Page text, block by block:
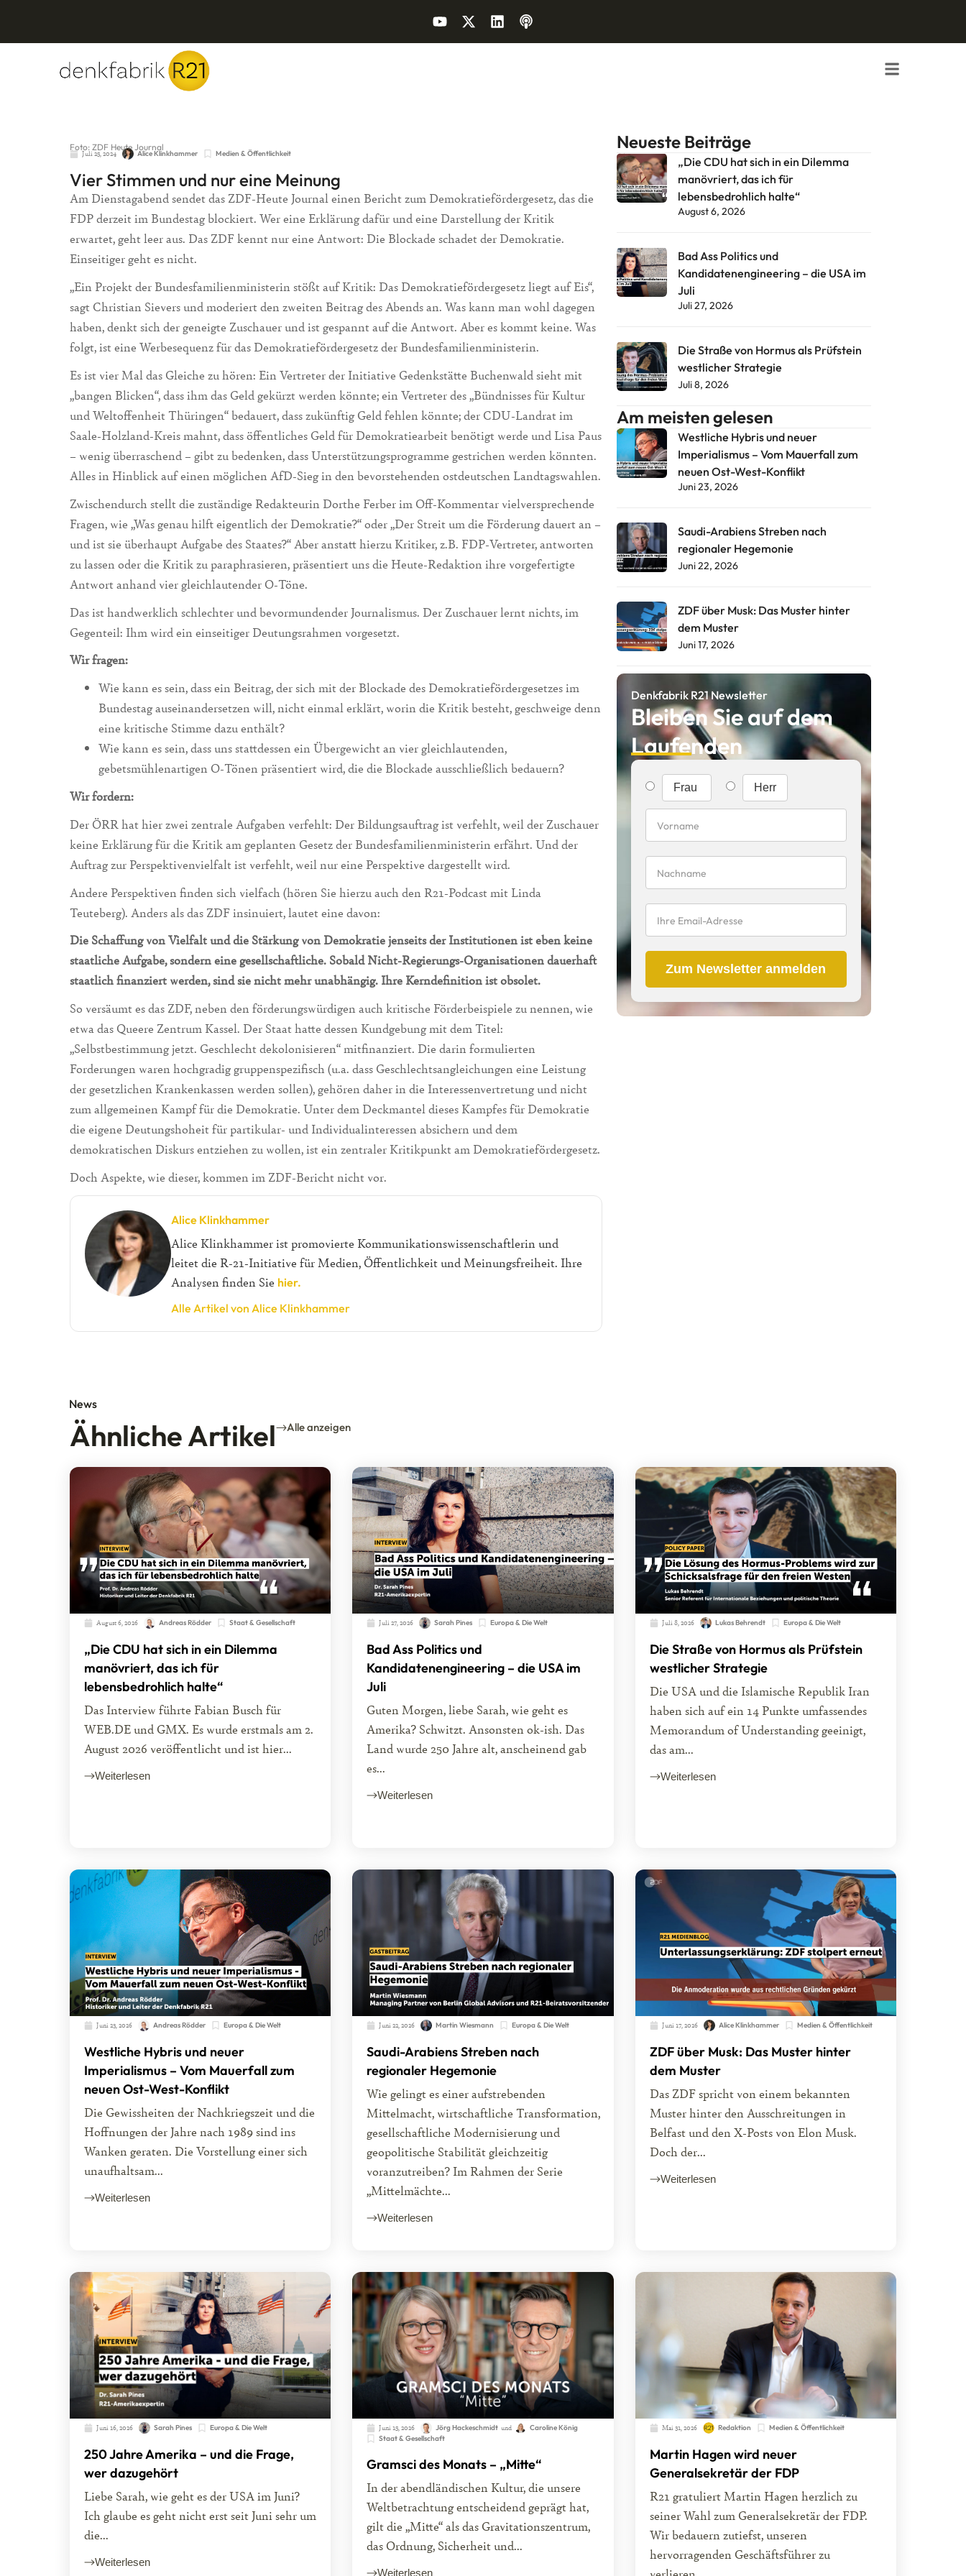
Foto: ZDF Heute Journal
Juli 25, 2024 Alice Klinkhammer Medien & Öffentlichkeit
Vier Stimmen und nur eine Meinung
Am Dienstagabend sendet das ZDF-Heute Journal einen Bericht zum Demokratiefördergesetz, das die
FDP derzeit im Bundestag blockiert. Wer eine Erklärung dafür und eine Darstellung der Kritik
erwartet, geht leer aus. Das ZDF kennt nur eine Antwort: Die Blockade schadet der Demokratie.
Einseitiger geht es nicht.
„Ein Projekt der Bundesfamilienministerin stößt auf Kritik: Das Demokratiefördergesetz liegt auf Eis“,
sagt Christian Sievers und moderiert den zweiten Beitrag des Abends an. Was kann man wohl dagegen
haben, denkt sich der geneigte Zuschauer und ist gespannt auf die Antwort. Aber es kommt keine. Was
folgt, ist eine Werbesequenz für das Demokratiefördergesetz der Bundesfamilienministerin.
Es ist vier Mal das Gleiche zu hören: Ein Vertreter der Initiative Gedenkstätte Buchenwald sieht mit
„bangen Blicken“, dass ihm das Geld gekürzt werden könnte; ein Vertreter des „Bündnisses für Kultur
und Weltoffenheit Thüringen“ bedauert, dass zukünftig Geld fehlen könnte; der CDU-Landrat im
Saale-Holzland-Kreis mahnt, dass öffentliches Geld für Demokratiearbeit benötigt werde und Lisa Paus
– wenig überraschend – gibt zu bedenken, dass Unterstützungsprogramme gestrichen werden könnten.
Alles in Hinblick auf einen möglichen AfD-Sieg in den bevorstehenden ostdeutschen Landtagswahlen.
Zwischendurch stellt die zuständige Redakteurin Dorthe Ferber im Off-Kommentar vielversprechende
Fragen, wie „Was genau hilft eigentlich der Demokratie?“ oder „Der Streit um die Förderung dauert an –
und ist sie überhaupt Aufgabe des Staates?“ Aber anstatt hierzu Kritiker, z.B. FDP-Vertreter, antworten
zu lassen oder die Kritik zu paraphrasieren, präsentiert uns die Heute-Redaktion ihre vorgefertigte
Antwort anhand vier gleichlautender O-Töne.
Das ist handwerklich schlechter und bevormundender Journalismus. Der Zuschauer lernt nichts, im
Gegenteil: Ihm wird ein einseitiger Deutungsrahmen vorgesetzt.
Wir fragen:
Wie kann es sein, dass ein Beitrag, der sich mit der Blockade des Demokratiefördergesetzes im
Bundestag auseinandersetzen will, nicht einmal erklärt, worin die Kritik besteht, geschweige denn
eine kritische Stimme dazu enthält?
Wie kann es sein, dass uns stattdessen ein Übergewicht an vier gleichlautenden,
gebetsmühlenartigen O-Tönen präsentiert wird, die die Blockade ausschließlich bedauern?
Wir fordern:
Der ÖRR hat hier zwei zentrale Aufgaben verfehlt: Der Bildungsauftrag ist verfehlt, weil der Zuschauer
keine Erklärung für die Kritik am geplanten Gesetz der Bundesfamilienministerin erfährt. Und der
Auftrag zur Perspektivenvielfalt ist verfehlt, weil nur eine Perspektive dargestellt wird.
Andere Perspektiven finden sich vielfach (hören Sie hierzu auch den R21-Podcast mit Linda
Teuteberg). Anders als das ZDF insinuiert, lautet eine davon:
Die Schaffung von Vielfalt und die Stärkung von Demokratie jenseits der Institutionen ist eben keine
staatliche Aufgabe, sondern eine gesellschaftliche. Sobald Nicht-Regierungs-Organisationen dauerhaft
staatlich finanziert werden, sind sie nicht mehr unabhängig. Ihre Kerndefinition ist obsolet.
So versäumt es das ZDF, neben den förderungswürdigen auch kritische Förderbeispiele zu nennen, wie
etwa das Queere Zentrum Kassel. Der Staat hatte dessen Kundgebung mit dem Titel:
„Selbstbestimmung jetzt. Geschlecht dekolonisieren“ mitfinanziert. Die darin formulierten
Forderungen waren hochgradig gruppenspezifisch (u.a. dass Geschlechtsangleichungen eine Leistung
der gesetzlichen Krankenkassen werden sollen), gehören daher in die Interessenvertretung und nicht
zum allgemeinen Kampf für die Demokratie. Unter dem Deckmantel dieses Kampfes für Demokratie
die eigene Deutungshoheit für partikular- und Individualinteressen absichern und dem
demokratischen Diskurs entziehen zu wollen, ist ein zentraler Kritikpunkt am Demokratiefördergesetz.
Doch Aspekte, wie dieser, kommen im ZDF-Bericht nicht vor.
Alice Klinkhammer
Alice Klinkhammer ist promovierte Kommunikationswissenschaftlerin und
leitet die R-21-Initiative für Medien, Öffentlichkeit und Meinungsfreiheit. Ihre
Analysen finden Sie hier.
Alle Artikel von Alice Klinkhammer
Neueste Beiträge
„Die CDU hat sich in ein Dilemma
manövriert, das ich für
lebensbedrohlich halte“
August 6, 2026
Bad Ass Politics und
Kandidatenengineering – die USA im
Juli
Juli 27, 2026
Die Straße von Hormus als Prüfstein
westlicher Strategie
Juli 8, 2026
Am meisten gelesen
Westliche Hybris und neuer
Imperialismus – Vom Mauerfall zum
neuen Ost-West-Konflikt
Juni 23, 2026
Saudi-Arabiens Streben nach
regionaler Hegemonie
Juni 22, 2026
ZDF über Musk: Das Muster hinter
dem Muster
Juni 17, 2026
Denkfabrik R21 Newsletter
Bleiben Sie auf dem
Laufenden
Frau Herr
Zum Newsletter anmelden
News
Ähnliche Artikel Alle anzeigen
August 6, 2026 Andreas Rödder Staat & Gesellschaft
„Die CDU hat sich in ein Dilemma
manövriert, das ich für
lebensbedrohlich halte“
Das Interview führte Fabian Busch für
WEB.DE und GMX. Es wurde erstmals am 2.
August 2026 veröffentlicht und ist hier...
Weiterlesen
Juli 27, 2026 Sarah Pines Europa & Die Welt
Bad Ass Politics und
Kandidatenengineering – die USA im
Juli
Guten Morgen, liebe Sarah, wie geht es
Amerika? Schwitzt. Ansonsten ok-ish. Das
Land wurde 250 Jahre alt, anscheinend gab
es...
Weiterlesen
Juli 8, 2026 Lukas Behrendt Europa & Die Welt
Die Straße von Hormus als Prüfstein
westlicher Strategie
Die USA und die Islamische Republik Iran
haben sich auf ein 14 Punkte umfassendes
Memorandum of Understanding geeinigt,
das am...
Weiterlesen
Juni 23, 2026 Andreas Rödder Europa & Die Welt
Westliche Hybris und neuer
Imperialismus – Vom Mauerfall zum
neuen Ost-West-Konflikt
Die Gewissheiten der Nachkriegszeit und die
Hoffnungen der Jahre nach 1989 sind ins
Wanken geraten. Die Vorstellung einer sich
unaufhaltsam...
Weiterlesen
Juni 22, 2026 Martin Wiesmann Europa & Die Welt
Saudi-Arabiens Streben nach
regionaler Hegemonie
Wie gelingt es einer aufstrebenden
Mittelmacht, wirtschaftliche Transformation,
gesellschaftliche Modernisierung und
geopolitische Stabilität gleichzeitig
voranzutreiben? Im Rahmen der Serie
„Mittelmächte...
Weiterlesen
Juni 17, 2026 Alice Klinkhammer Medien & Öffentlichkeit
ZDF über Musk: Das Muster hinter
dem Muster
Das ZDF spricht von einem bekannten
Muster hinter den Ausschreitungen in
Belfast und den X-Posts von Elon Musk.
Doch der...
Weiterlesen
Juni 16, 2026 Sarah Pines Europa & Die Welt
250 Jahre Amerika – und die Frage,
wer dazugehört
Liebe Sarah, wie geht es der USA im Juni?
Ich glaube es geht nicht erst seit Juni sehr um
die...
Weiterlesen
Juni 15, 2026 Jörg Hackeschmidt und
Caroline König
Staat & Gesellschaft
Gramsci des Monats – „Mitte“
In der abendländischen Kultur, die unsere
Weltbetrachtung entscheidend geprägt hat,
gilt die „Mitte“ als das Gravitationszentrum,
das Ordnung, Sicherheit und...
Weiterlesen
Mai 31, 2026 Redaktion Medien & Öffentlichkeit
Martin Hagen wird neuer
Generalsekretär der FDP
R21 gratuliert Martin Hagen herzlich zu
seiner Wahl zum Generalsekretär der FDP.
Wir bedauern zutiefst, unseren
hervorragenden Geschäftsführer zu